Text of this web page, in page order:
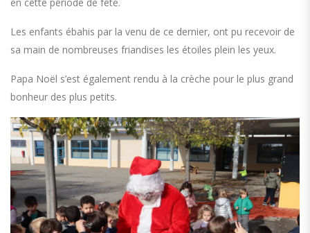
en cette période de fête.
Les enfants ébahis par la venu de ce dernier, ont pu recevoir de
sa main de nombreuses friandises les étoiles plein les yeux.
Papa Noël s’est également rendu à la crèche pour le plus grand
bonheur des plus petits.